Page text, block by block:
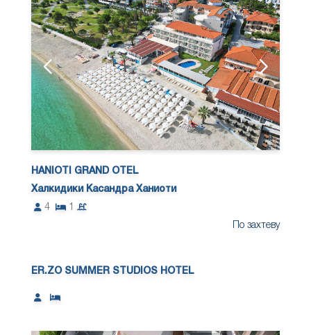
HANIOTI GRAND OTEL
Халкидики Касандра Ханиоти
4
1
По захтеву
ER.ZO SUMMER STUDIOS HOTEL